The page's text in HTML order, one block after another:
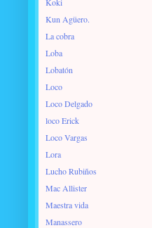
Kun Agüero.
La cobra
Loba
Lobatón
Loco
Loco Delgado
loco Erick
Loco Vargas
Lora
Lucho Rubiños
Mac Allister
Maestra vida
Manassero